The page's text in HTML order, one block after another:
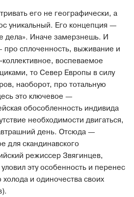
его не географически, а
уникальный. Его концепция —
дела». Иначе замерзнешь. И
про сплоченность, выживание и
воспеваемое
то Север Европы в силу
наоборот, про тотальную
это ключевое —
обособленность индивида
необходимости двигаться,
день. Отсюда —
для скандинавского
режиссер Звягинцев,
уловил эту особенность и перенес
и одиночества своих